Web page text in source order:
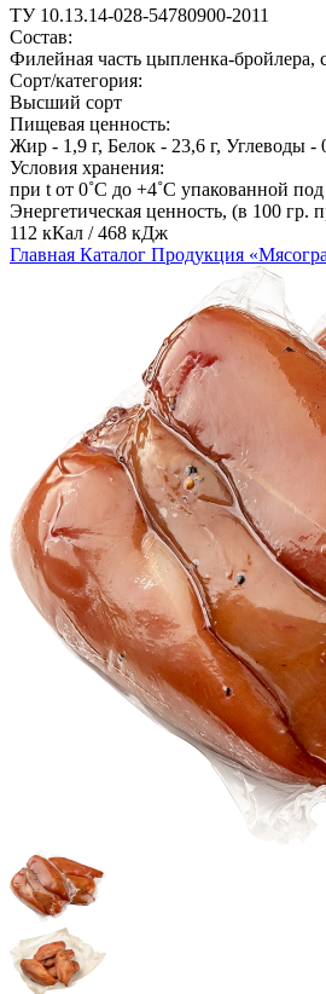
ТУ 10.13.14-028-54780900-2011
Состав:
Филейная часть цыпленка-бройлера,
Cорт/категория:
Высший сорт
Пищевая ценность:
Жир - 1,9 г, Белок - 23,6 г, Углеводы -
Условия хранения:
при t от 0˚С до +4˚С упакованной
Энергетическая ценность, (в 100 гр.
112 кКал / 468 кДж
Главная Каталог Продукция